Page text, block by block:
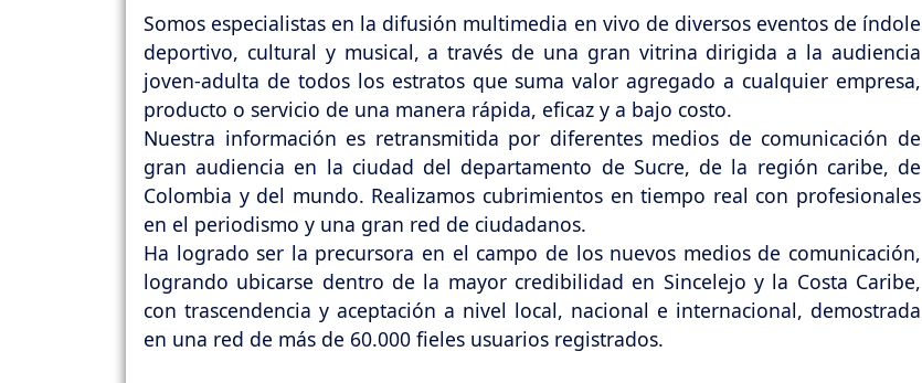
Somos especialistas en la difusión multimedia en vivo de diversos eventos de índole
deportivo, cultural y musical, a través de una gran vitrina dirigida a la audiencia
joven-adulta de todos los estratos que suma valor agregado a cualquier empresa,
producto o servicio de una manera rápida, eficaz y a bajo costo.
Nuestra información es retransmitida por diferentes medios de comunicación de
gran audiencia en la ciudad del departamento de Sucre, de la región caribe, de
Colombia y del mundo. Realizamos cubrimientos en tiempo real con profesionales
en el periodismo y una gran red de ciudadanos.
Ha logrado ser la precursora en el campo de los nuevos medios de comunicación,
logrando ubicarse dentro de la mayor credibilidad en Sincelejo y la Costa Caribe,
con trascendencia y aceptación a nivel local, nacional e internacional, demostrada
en una red de más de 60.000 fieles usuarios registrados.